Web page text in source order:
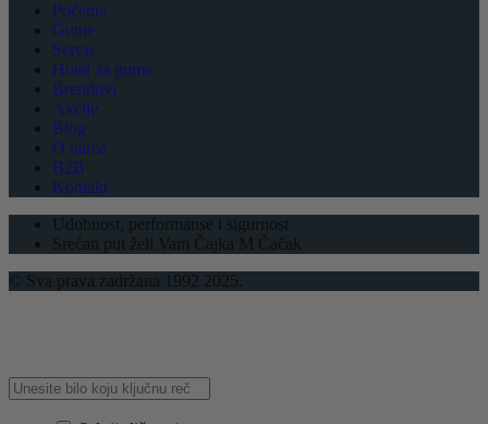
Početna
Gume
Servis
Hotel za gume
Brendovi
Akcije
Blog
O nama
B2B
Kontakt
Udobnost, performanse i sigurnost
Srećan put želi Vam Čajka M Čačak
© Sva prava zadržana 1992 2025.